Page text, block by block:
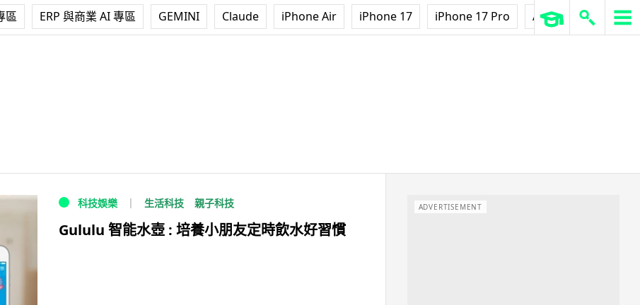
區 ERP 與商業 AI 專區 GEMINI Claude iPhone Air iPhone 17 iPhone 17 Pro AirPods Pro 3
科技娛樂 生活科技 親子科技
Gululu 智能水壺 : 培養小朋友定時飲水好習慣
ADVERTISEMENT